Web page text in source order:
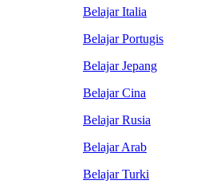
Belajar Italia
Belajar Portugis
Belajar Jepang
Belajar Cina
Belajar Rusia
Belajar Arab
Belajar Turki